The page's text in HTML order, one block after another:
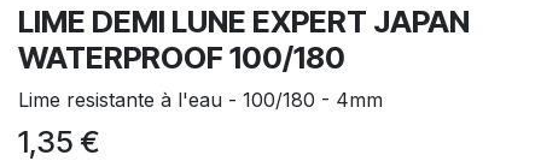
LIME DEMI LUNE EXPERT JAPAN
WATERPROOF 100/180
Lime resistante à l'eau - 100/180 - 4mm
1,35 €